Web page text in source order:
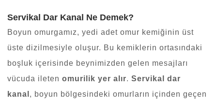
Servikal Dar Kanal Ne Demek?
Boyun omurgamız, yedi adet omur kemiğinin üst
üste dizilmesiyle oluşur. Bu kemiklerin ortasındaki
boşluk içerisinde beynimizden gelen mesajları
vücuda ileten omurilik yer alır. Servikal dar
kanal , boyun bölgesindeki omurların içinden geçen